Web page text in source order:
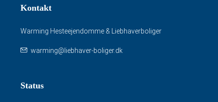
Kontakt
Warming Hesteejendomme & Liebhaverboliger
warming@liebhaver-boliger.dk
Status